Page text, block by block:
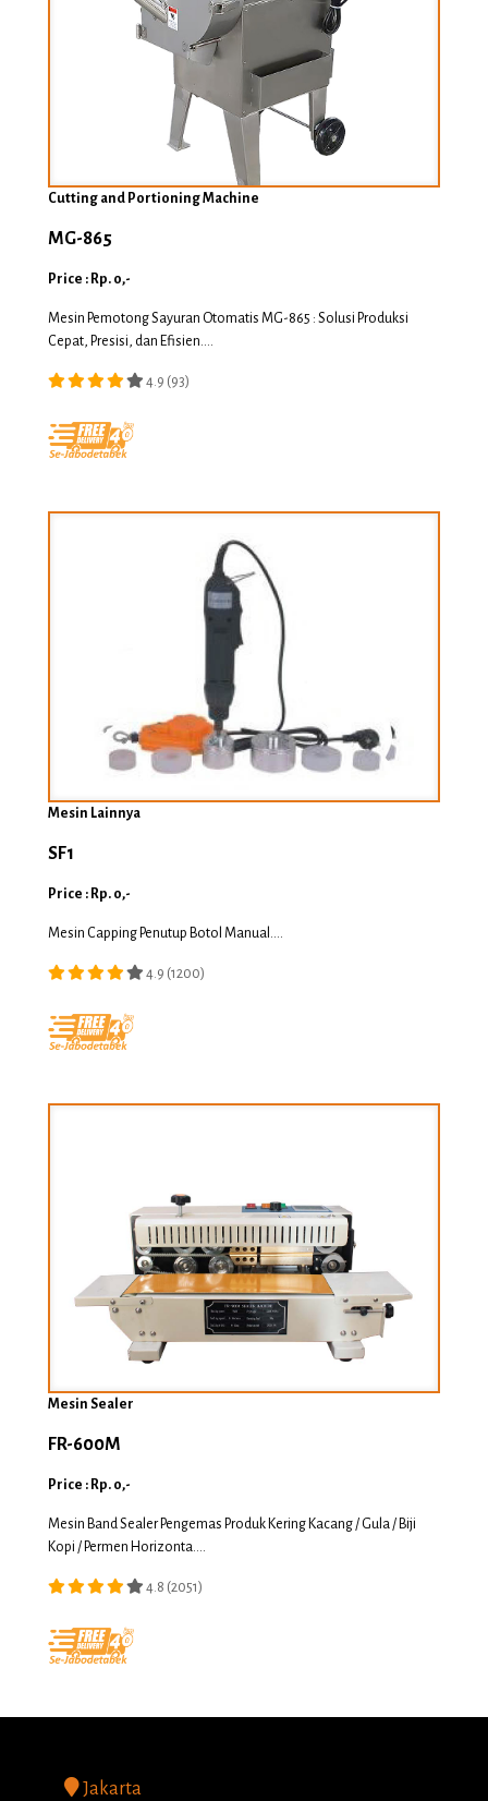
Cutting and Portioning Machine
MG-865
Price : Rp. 0,-
Mesin Pemotong Sayuran Otomatis MG-865 : Solusi Produksi
Cepat, Presisi, dan Efisien....
4.9 (93)
Mesin Lainnya
SF1
Price : Rp. 0,-
Mesin Capping Penutup Botol Manual....
4.9 (1200)
Mesin Sealer
FR-600M
Price : Rp. 0,-
Mesin Band Sealer Pengemas Produk Kering Kacang / Gula / Biji
Kopi / Permen Horizonta....
4.8 (2051)
Jakarta